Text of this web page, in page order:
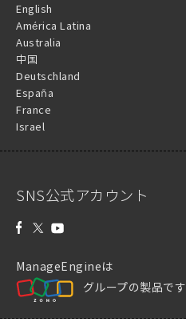
English
América Latina
Australia
中国
Deutschland
España
France
Israel
SNS公式アカウント
ManageEngineは
グループの製品です